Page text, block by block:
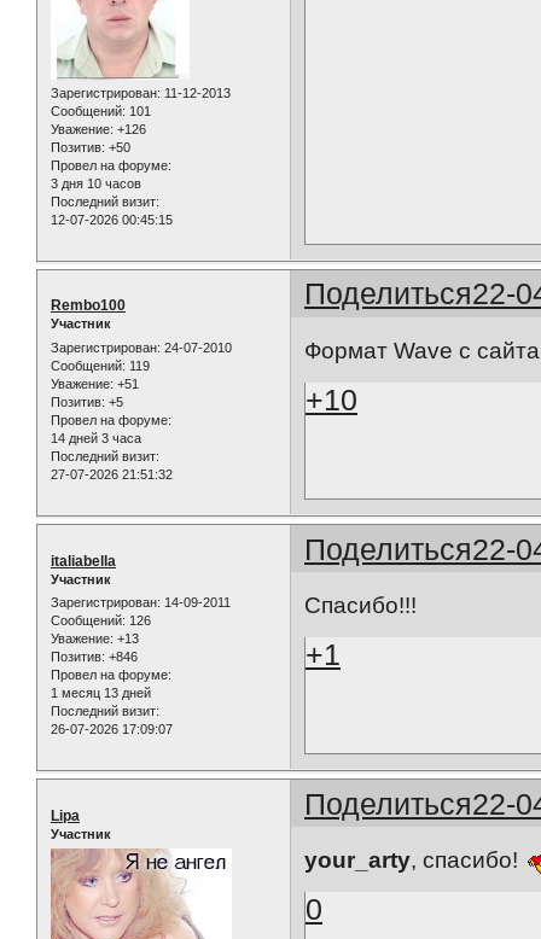
Зарегистрирован: 11-12-2013
Сообщений: 101
Уважение: +126
Позитив: +50
Провел на форуме:
3 дня 10 часов
Последний визит:
12-07-2026 00:45:15
Поделиться22-
Rembo100
Участник
Зарегистрирован: 24-07-2010
Сообщений: 119
Уважение: +51
Позитив: +5
Провел на форуме:
14 дней 3 часа
Последний визит:
27-07-2026 21:51:32
Формат Wave с
+10
Поделиться22-
italiabella
Участник
Зарегистрирован: 14-09-2011
Сообщений: 126
Уважение: +13
Позитив: +846
Провел на форуме:
1 месяц 13 дней
Последний визит:
26-07-2026 17:09:07
Спасибо!!!
+1
Поделиться22-
Lipa
Участник
your_arty, спасибо!
0